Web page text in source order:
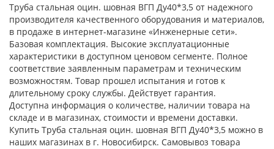
Труба стальная оцин. шовная ВГП Ду40*3,5 от надежного
производителя качественного оборудования и материалов,
в продаже в интернет-магазине «Инженерные сети».
Базовая комплектация. Высокие эксплуатационные
характеристики в доступном ценовом сегменте. Полное
соответствие заявленным параметрам и техническим
возможностям. Товар прошел испытания и готов к
длительному сроку службы. Действует гарантия.
Доступна информация о количестве, наличии товара на
складе и в магазинах, стоимости и времени доставки.
Купить Труба стальная оцин. шовная ВГП Ду40*3,5 можно в
наших магазинах в г. Новосибирск. Самовывоз товара